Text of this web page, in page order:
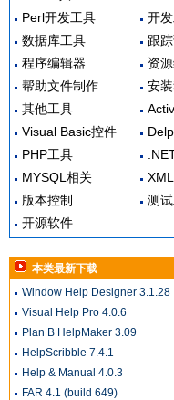
Perl开发工具
开
数据库工具
跟
程序编辑器
资
帮助文件制作
安
其他工具
Visual Basic控件
PHP工具
MYSQL相关
版本控制
测
开源软件
本类最新下载
Window Help Designer 3.1.28
Visual Help Pro 4.0.6
Plan B HelpMaker 3.09
HelpScribble 7.4.1
Help & Manual 4.0.3
FAR 4.1 (build 649)